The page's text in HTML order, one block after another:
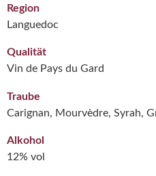
Region
Languedoc
Qualität
Vin de Pays du Gard
Traube
Carignan, Mourvèdre, Syrah,
Alkohol
12% vol